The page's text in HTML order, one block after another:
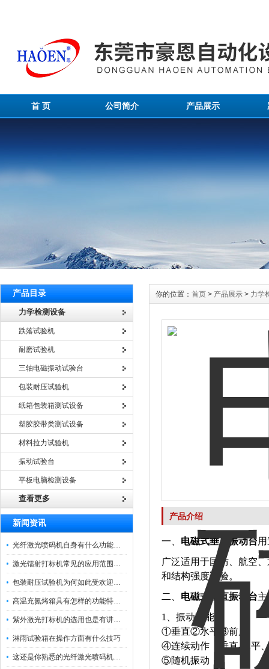
首 页 公司简介 产品展示
产品目录
力学检测设备
跌落试验机
耐磨试验机
三轴电磁振动试验台
包装耐压试验机
纸箱包装箱测试设备
塑胶胶带类测试设备
材料拉力试验机
振动试验台
平板电脑检测设备
查看更多
新闻资讯
光纤激光喷码机自身有什么功能？不妨看看下文
激光镭射打标机常见的应用范围如下
包装耐压试验机为何如此受欢迎呢？
高温充氮烤箱具有怎样的功能特点呢？
紫外激光打标机的选用也是有讲究的
淋雨试验箱在操作方面有什么技巧
这还是你熟悉的光纤激光喷码机吗？
你的位置： 首页 > 产品展示 > 力学
产品介绍
一、 电磁式垂直振动台
广泛适用于国防、航空
和结构强度试验。
二、 电磁式垂直振动台
1、振动功能：
①垂直②水平③前后
④连续动作（垂直-水平
⑤随机振动